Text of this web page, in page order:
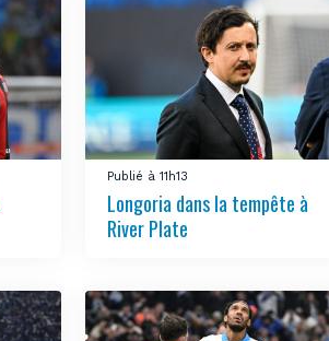
Publié à 11h13
Longoria dans la tempête à
River Plate